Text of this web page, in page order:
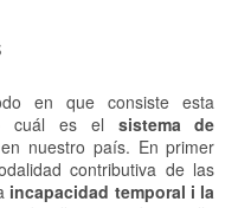
en que consiste esta
cuál es el sistema de
nuestro país. En primer
contributiva de las
incapacidad temporal i la